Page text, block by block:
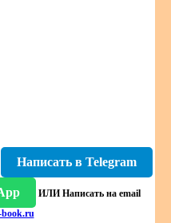
Написать в Telegram
ИЛИ Написать на email